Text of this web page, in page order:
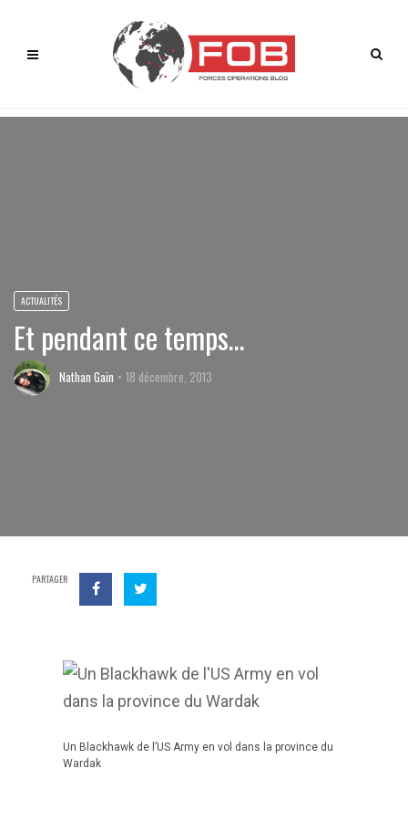
ACTUALITÉS
Et pendant ce temps…
Nathan Gain 18 décembre, 2013
PARTAGER
Un Blackhawk de l’US Army en vol dans la province du
Wardak